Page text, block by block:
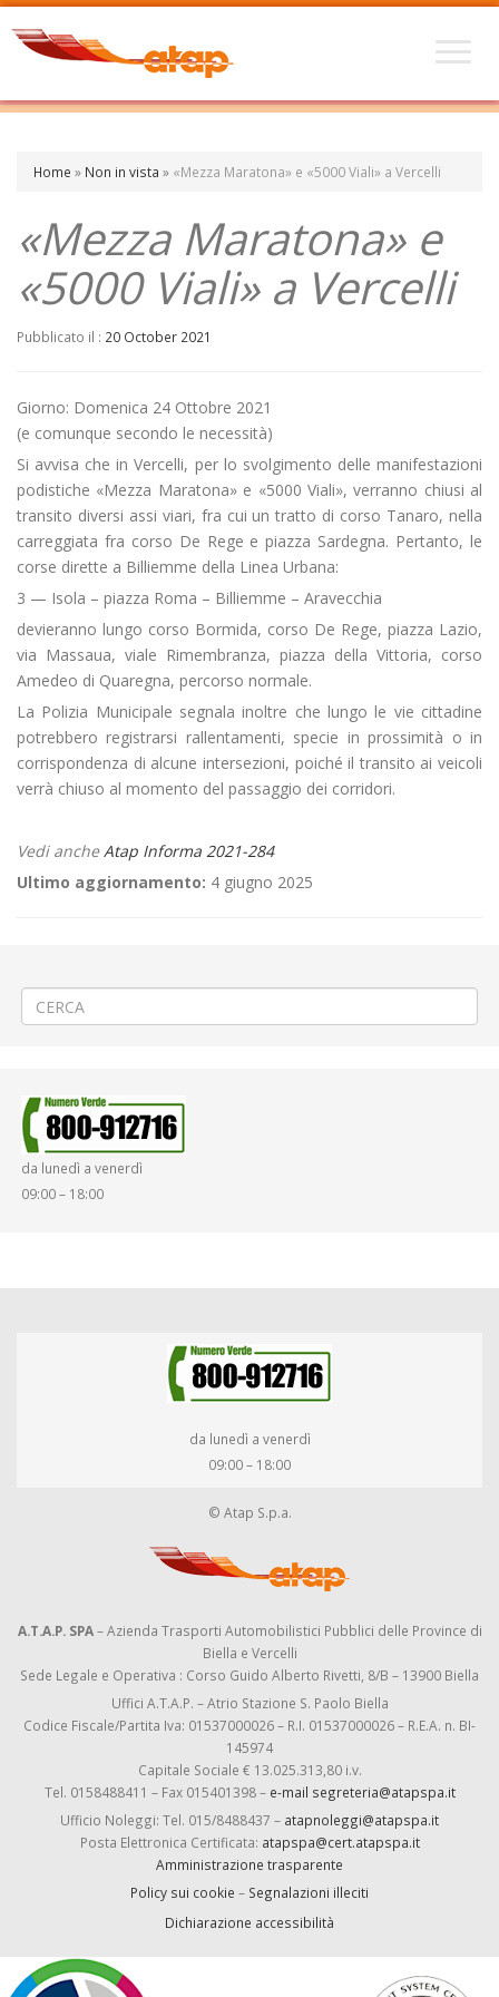
Home » Non in vista » «Mezza Maratona» e «5000 Viali» a Vercelli
«Mezza Maratona» e
«5000 Viali» a Vercelli
Pubblicato il : 20 October 2021
Giorno: Domenica 24 Ottobre 2021
(e comunque secondo le necessità)
Si avvisa che in Vercelli, per lo svolgimento delle manifestazioni
podistiche «Mezza Maratona» e «5000 Viali», verranno chiusi al
transito diversi assi viari, fra cui un tratto di corso Tanaro, nella
carreggiata fra corso De Rege e piazza Sardegna. Pertanto, le
corse dirette a Billiemme della Linea Urbana:
3 — Isola – piazza Roma – Billiemme – Aravecchia
devieranno lungo corso Bormida, corso De Rege, piazza Lazio,
via Massaua, viale Rimembranza, piazza della Vittoria, corso
Amedeo di Quaregna, percorso normale.
La Polizia Municipale segnala inoltre che lungo le vie cittadine
potrebbero registrarsi rallentamenti, specie in prossimità o in
corrispondenza di alcune intersezioni, poiché il transito ai veicoli
verrà chiuso al momento del passaggio dei corridori.
Vedi ancheAtap Informa 2021-284
Ultimo aggiornamento: 4 giugno 2025
da lunedì a venerdì
09:00 – 18:00
da lunedì a venerdì
09:00 – 18:00
© Atap S.p.a.
A.T.A.P. SPA– Azienda Trasporti Automobilistici Pubblici delle Province di
Biella e Vercelli
Sede Legale e Operativa : Corso Guido Alberto Rivetti, 8/B – 13900 Biella
Uffici A.T.A.P. – Atrio Stazione S. Paolo Biella
Codice Fiscale/Partita Iva: 01537000026 – R.I. 01537000026 – R.E.A. n. BI-
145974
Capitale Sociale € 13.025.313,80 i.v.
Tel. 0158488411 – Fax 015401398 – e-mail segreteria@atapspa.it
Ufficio Noleggi: Tel. 015/8488437 – atapnoleggi@atapspa.it
Posta Elettronica Certificata: atapspa@cert.atapspa.it
Amministrazione trasparente
Policy sui cookie – Segnalazioni illeciti
Dichiarazione accessibilità